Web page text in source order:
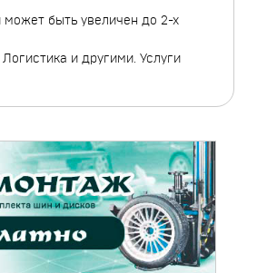
может быть увеличен до 2-х
и другими. Услуги